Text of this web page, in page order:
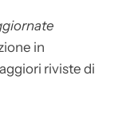
in
riviste di